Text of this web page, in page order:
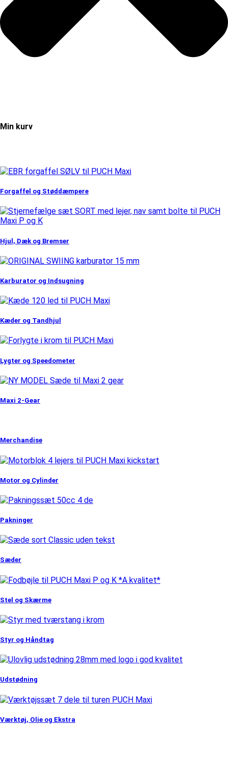
Min kurv
Forgaffel og Støddæmpere
Hjul, Dæk og Bremser
Karburator og Indsugning
Kæder og Tandhjul
Lygter og Speedometer
Maxi 2-Gear
Merchandise
Motor og Cylinder
Pakninger
Sæder
Stel og Skærme
Styr og Håndtag
Udstødning
Værktøj, Olie og Ekstra